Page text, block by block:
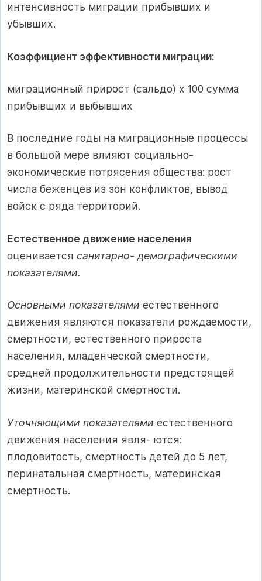
интенсивность миграции прибывших и
убывших.
Коэффициент эффективности миграции:
миграционный прирост (сальдо) х 100 сумма
прибывших и выбывших
В последние годы на миграционные процессы
в большой мере влияют социально-
экономические потрясения общества: рост
числа беженцев из зон конфликтов, вывод
войск с ряда территорий.
Естественное движение населения
оценивается санитарно- демографическими
показателями.
Основными показателями естественного
движения являются показатели рождаемости,
смертности, естественного прироста
населения, младенческой смертности,
средней продолжительности предстоящей
жизни, материнской смертности.
Уточняющими показателями естественного
движения населения явля- ются:
плодовитость, смертность детей до 5 лет,
перинатальная смертность, материнская
смертность.